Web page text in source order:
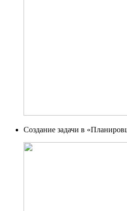
Создание задачи в